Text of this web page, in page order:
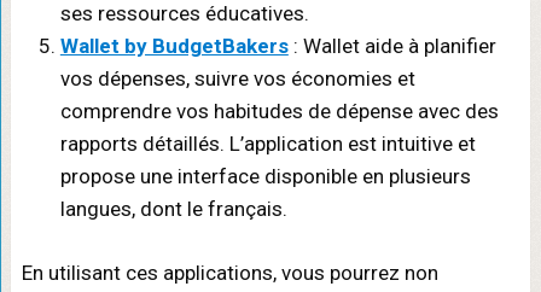
ses ressources éducatives.
Wallet by BudgetBakers: Wallet aide à planifier
vos dépenses, suivre vos économies et
comprendre vos habitudes de dépense avec des
rapports détaillés. L’application est intuitive et
propose une interface disponible en plusieurs
langues, dont le français.
En utilisant ces applications, vous pourrez non